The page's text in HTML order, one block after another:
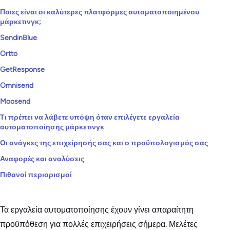
Ποιες είναι οι καλύτερες πλατφόρμες αυτοματοποιημένου
μάρκετινγκ;
SendinBlue
Ortto
GetResponse
Omnisend
Moosend
Τι πρέπει να λάβετε υπόψη όταν επιλέγετε εργαλεία
αυτοματοποίησης μάρκετινγκ
Οι ανάγκες της επιχείρησής σας και ο προϋπολογισμός σας
Αναφορές και αναλύσεις
Πιθανοί περιορισμοί
Τα εργαλεία αυτοματοποίησης έχουν γίνει απαραίτητη
προϋπόθεση για πολλές επιχειρήσεις σήμερα. Μελέτες